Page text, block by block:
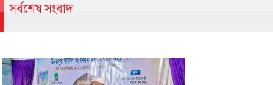
সর্বশেষ সংবাদ